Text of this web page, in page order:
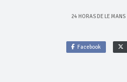
24 HORAS DE LE MANS
Facebook